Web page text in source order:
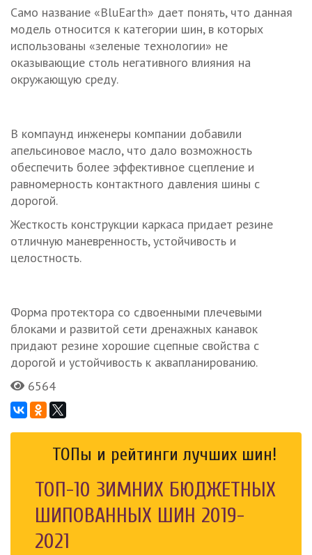
Само название «BluEarth» дает понять, что данная
модель относится к категории шин, в которых
использованы «зеленые технологии» не
оказывающие столь негативного влияния на
окружающую среду.
В компаунд инженеры компании добавили
апельсиновое масло, что дало возможность
обеспечить более эффективное сцепление и
равномерность контактного давления шины с
дорогой.
Жесткость конструкции каркаса придает резине
отличную маневренность, устойчивость и
целостность.
Форма протектора со сдвоенными плечевыми
блоками и развитой сети дренажных канавок
придают резине хорошие сцепные свойства с
дорогой и устойчивость к аквапланированию.
6564
ТОПы и рейтинги лучших шин!
ТОП-10 ЗИМНИХ БЮДЖЕТНЫХ
ШИПОВАННЫХ ШИН 2019-
2021